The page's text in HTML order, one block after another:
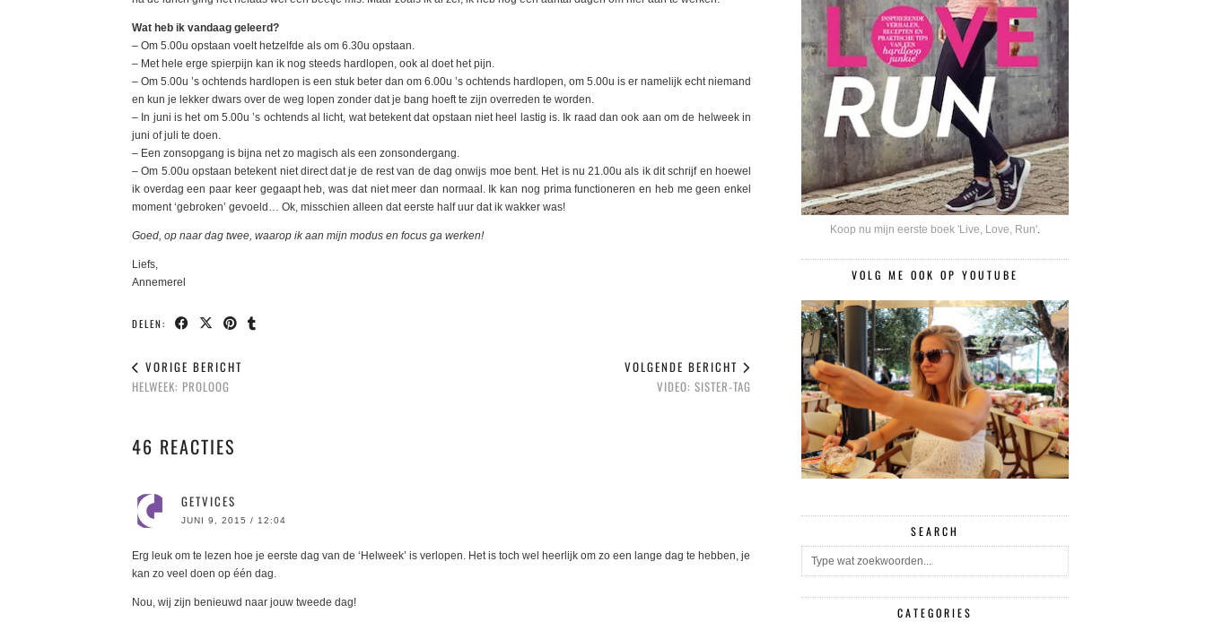
Wat heb ik vandaag geleerd?
– Om 5.00u opstaan voelt hetzelfde als om 6.30u opstaan.
– Met hele erge spierpijn kan ik nog steeds hardlopen, ook al doet het pijn.
– Om 5.00u ’s ochtends hardlopen is een stuk beter dan om 6.00u ’s ochtends hardlopen, om 5.00u is er namelijk echt niemand
en kun je lekker dwars over de weg lopen zonder dat je bang hoeft te zijn overreden te worden.
– In juni is het om 5.00u ’s ochtends al licht, wat betekent dat opstaan niet heel lastig is. Ik raad dan ook aan om de helweek in
juni of juli te doen.
– Een zonsopgang is bijna net zo magisch als een zonsondergang.
– Om 5.00u opstaan betekent niet direct dat je de rest van de dag onwijs moe bent. Het is nu 21.00u als ik dit schrijf en hoewel
ik overdag een paar keer gegaapt heb, was dat niet meer dan normaal. Ik kan nog prima functioneren en heb me geen enkel
moment ‘gebroken’ gevoeld… Ok, misschien alleen dat eerste half uur dat ik wakker was!
Goed, op naar dag twee, waarop ik aan mijn modus en focus ga werken!
Liefs,
Annemerel
DELEN:
VORIGE BERICHT
HELWEEK: PROLOOG
VOLGENDE BERICHT
VIDEO: SISTER-TAG
46 REACTIES
GETVICES
JUNI 9, 2015 / 12:04
Erg leuk om te lezen hoe je eerste dag van de ‘Helweek’ is verlopen. Het is toch wel heerlijk om zo een lange dag te hebben, je
kan zo veel doen op één dag.
Nou, wij zijn benieuwd naar jouw tweede dag!
Koop nu mijn eerste boek 'Live, Love, Run'.
VOLG ME OOK OP YOUTUBE
SEARCH
CATEGORIES